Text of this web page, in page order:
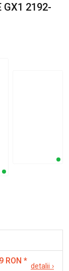
GX1 2192-
RON *
detalii ›